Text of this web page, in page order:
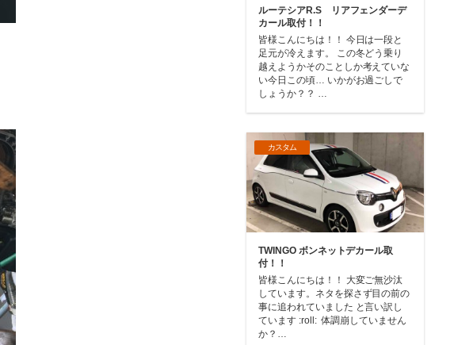
ルーテシアR.S リアフェンダーデ
カール取付！！
皆様こんにちは！！ 今日は一段と
足元が冷えます。 この冬どう乗り
越えようかそのことしか考えていな
い今日この頃… いかがお過ごしで
しょうか？？ …
カスタム
TWINGO ボンネットデカール取
付！！
皆様こんにちは！！ 大変ご無沙汰
しています。ネタを探さず目の前の
事に追われていました と言い訳し
ています :roll: 体調崩していません
か？…